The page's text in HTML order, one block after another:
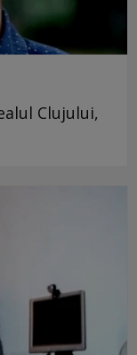
Clujului,